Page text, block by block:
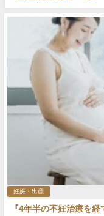
妊娠・出産
『4年半の不妊治療を